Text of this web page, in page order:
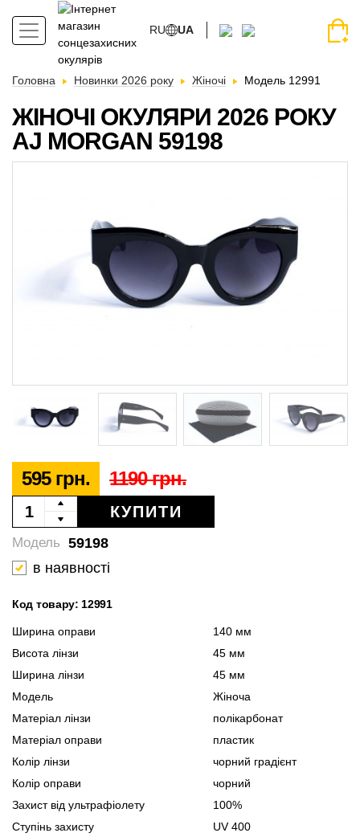
RU UA
Головна Новинки 2026 року Жіночі Модель 12991
ЖІНОЧІ ОКУЛЯРИ 2026 РОКУ
AJ MORGAN 59198
595 грн. 1190 грн.
КУПИТИ
59198
Модель
в наявності
Код товару: 12991
Ширина оправи
140 мм
Висота лінзи
45 мм
Ширина лінзи
45 мм
Модель
Жіноча
Матеріал лінзи
полікарбонат
Матеріал оправи
пластик
Колір лінзи
чорний градієнт
Колір оправи
чорний
Захист від ультрафіолету
100%
Ступінь захисту
UV 400